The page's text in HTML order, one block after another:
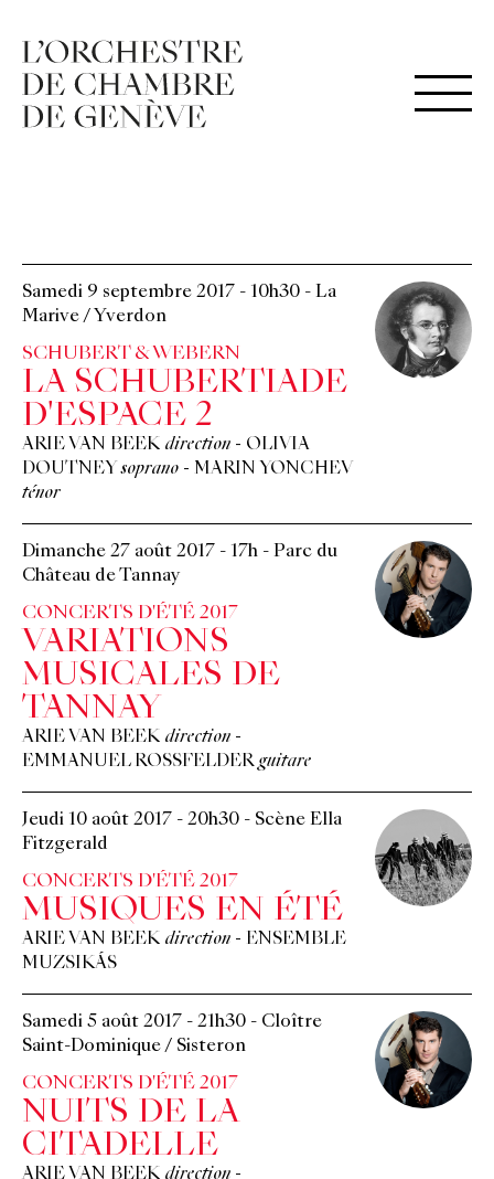
Samedi 9 septembre 2017 - 10h30 - La
Marive / Yverdon
SCHUBERT & WEBERN
LA SCHUBERTIADE
D'ESPACE 2
ARIE VAN BEEK direction - OLIVIA
DOUTNEY soprano - MARIN YONCHEV
ténor
Dimanche 27 août 2017 - 17h - Parc du
Château de Tannay
CONCERTS D'ÉTÉ 2017
VARIATIONS
MUSICALES DE
TANNAY
ARIE VAN BEEK direction -
EMMANUEL ROSSFELDER guitare
Jeudi 10 août 2017 - 20h30 - Scène Ella
Fitzgerald
CONCERTS D'ÉTÉ 2017
MUSIQUES EN ÉTÉ
ARIE VAN BEEK direction - ENSEMBLE
MUZSIKÁS
Samedi 5 août 2017 - 21h30 - Cloître
Saint-Dominique / Sisteron
CONCERTS D'ÉTÉ 2017
NUITS DE LA
CITADELLE
ARIE VAN BEEK direction -